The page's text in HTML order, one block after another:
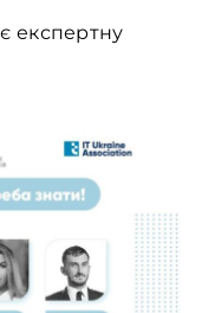
експертну